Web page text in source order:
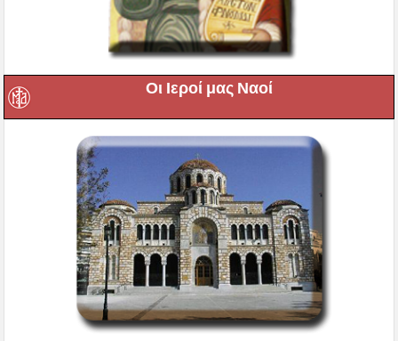
Οι Ιεροί μας Ναοί